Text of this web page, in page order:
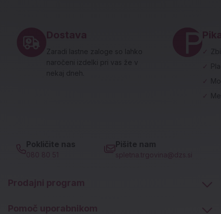
Dostava
Zaradi lastne zaloge so lahko
naročeni izdelki pri vas že v
nekaj dneh.
✓
✓
✓
Pokličite nas
080 80 51
Pišite nam
spletna.trgovina@dzs.si
Prodajni program
Pomoč uporabnikom